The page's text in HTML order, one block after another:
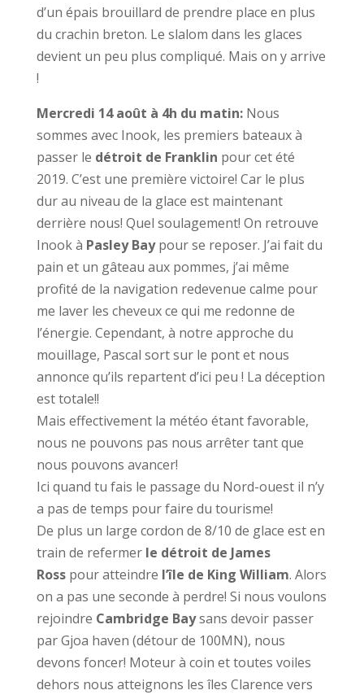
d’un épais brouillard de prendre place en plus
du crachin breton. Le slalom dans les glaces
devient un peu plus compliqué. Mais on y arrive
!
Mercredi 14 août à 4h du matin: Nous
sommes avec Inook, les premiers bateaux à
passer le détroit de Franklin pour cet été
2019. C’est une première victoire! Car le plus
dur au niveau de la glace est maintenant
derrière nous! Quel soulagement! On retrouve
Inook à Pasley Baypour se reposer. J’ai fait du
pain et un gâteau aux pommes, j’ai même
profité de la navigation redevenue calme pour
me laver les cheveux ce qui me redonne de
l’énergie. Cependant, à notre approche du
mouillage, Pascal sort sur le pont et nous
annonce qu’ils repartent d’ici peu ! La déception
est totale!!
Mais effectivement la météo étant favorable,
nous ne pouvons pas nous arrêter tant que
nous pouvons avancer!
Ici quand tu fais le passage du Nord-ouest il n’y
a pas de temps pour faire du tourisme!
De plus un large cordon de 8/10 de glace est en
train de refermer le détroit de James
Rosspour atteindre l’île de King William. Alors
on a pas une seconde à perdre! Si nous voulons
rejoindre Cambridge Baysans devoir passer
par Gjoa haven (détour de 100MN), nous
devons foncer! Moteur à coin et toutes voiles
dehors nous atteignons les îles Clarence vers